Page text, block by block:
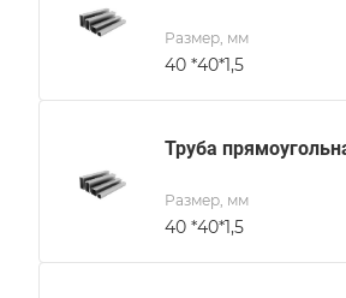
Размер, мм
40 *40*1,5
Труба
Размер, мм
40 *40*1,5